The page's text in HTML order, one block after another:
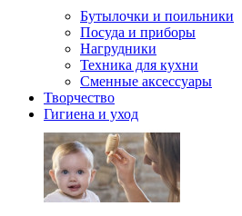
Бутылочки и поильники
Посуда и приборы
Нагрудники
Техника для кухни
Сменные аксессуары
Творчество
Гигиена и уход